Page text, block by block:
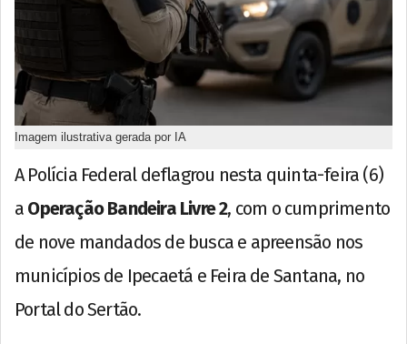
Imagem ilustrativa gerada por IA
A Polícia Federal deflagrou nesta quinta-feira (6)
a Operação Bandeira Livre 2, com o cumprimento
de nove mandados de busca e apreensão nos
municípios de Ipecaetá e Feira de Santana, no
Portal do Sertão.